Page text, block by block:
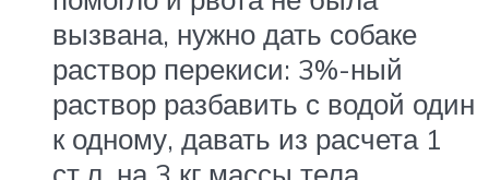
вызвана, нужно дать собаке
раствор перекиси: 3%-ный
раствор разбавить с водой один
к одному, давать из расчета 1